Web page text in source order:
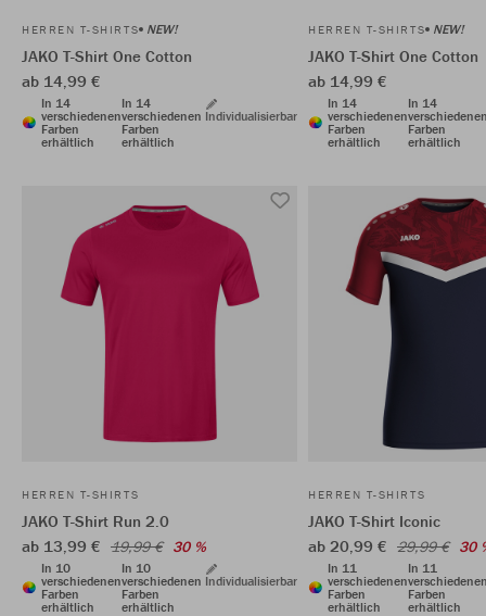
HERREN T-SHIRTS NEW!
JAKO T-Shirt One Cotton
ab 14,99 €
In 14
verschiedenen
Farben
erhältlich
In 14
verschiedenen
Farben
erhältlich
Individualisierbar
HERREN T-SHIRTS NEW!
JAKO T-Shirt One Cotton
ab 14,99 €
In 14
verschiedenen
Farben
erhältlich
In 14
Farben
erhältlich
HERREN T-SHIRTS
JAKO T-Shirt Run 2.0
ab 13,99 € 19,99 € 30 %
In 10
verschiedenen
Farben
erhältlich
In 10
verschiedenen
Farben
erhältlich
Individualisierbar
HERREN T-SHIRTS
JAKO T-Shirt Iconic
ab 20,99 € 29,99 € 30
In 11
verschiedenen
Farben
erhältlich
In 11
Farben
erhältlich